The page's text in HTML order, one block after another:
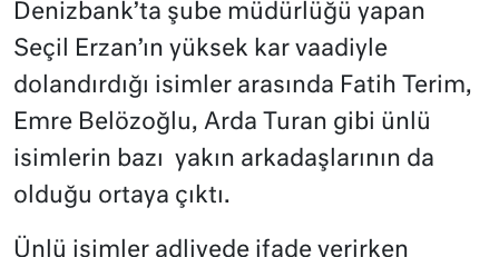
Denizbank’ta şube müdürlüğü yapan
Seçil Erzan’ın yüksek kar vaadiyle
dolandırdığı isimler arasında Fatih Terim,
Emre Belözoğlu, Arda Turan gibi ünlü
isimlerin bazı yakın arkadaşlarının da
olduğu ortaya çıktı.
Ünlü isimler adliyede ifade verirken